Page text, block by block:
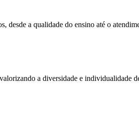
desde a qualidade do ensino até o
a diversidade e individualidade